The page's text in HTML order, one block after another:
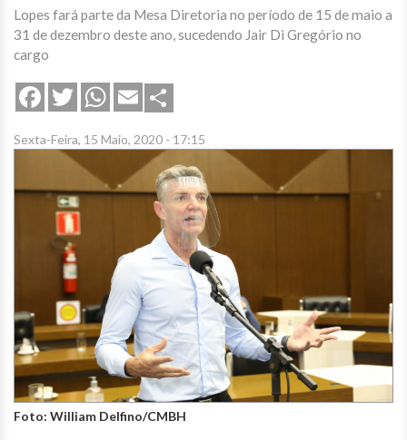
Lopes fará parte da Mesa Diretoria no período de 15 de maio a
31 de dezembro deste ano, sucedendo Jair Di Gregório no
cargo
FacebookTwitterWhatsApp
Email
Sexta-Feira, 15 Maio, 2020 - 17:15
Foto: William Delfino/CMBH